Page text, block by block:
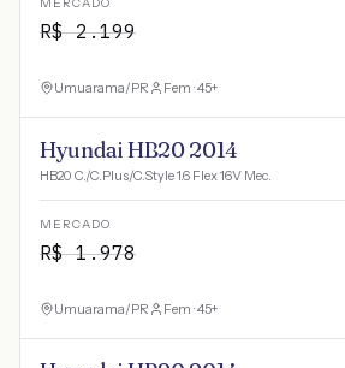
R$2.199
Umuarama/PR Fem · 45+
Hyundai HB20 2014
HB20 C./C.Plus/C.Style 1.6 Flex 16V Mec.
MERCADO
R$1.978
Umuarama/PR Fem · 45+